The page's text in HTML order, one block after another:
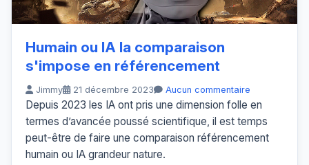
Humain ou IA la comparaison
s'impose en référencement
Jimmy 21 décembre 2023 Aucun commentaire
Depuis 2023 les IA ont pris une dimension folle en
termes d’avancée poussé scientifique, il est temps
peut-être de faire une comparaison référencement
humain ou IA grandeur nature.